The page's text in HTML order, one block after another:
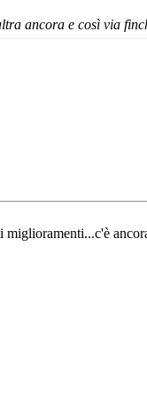
ancora e così via